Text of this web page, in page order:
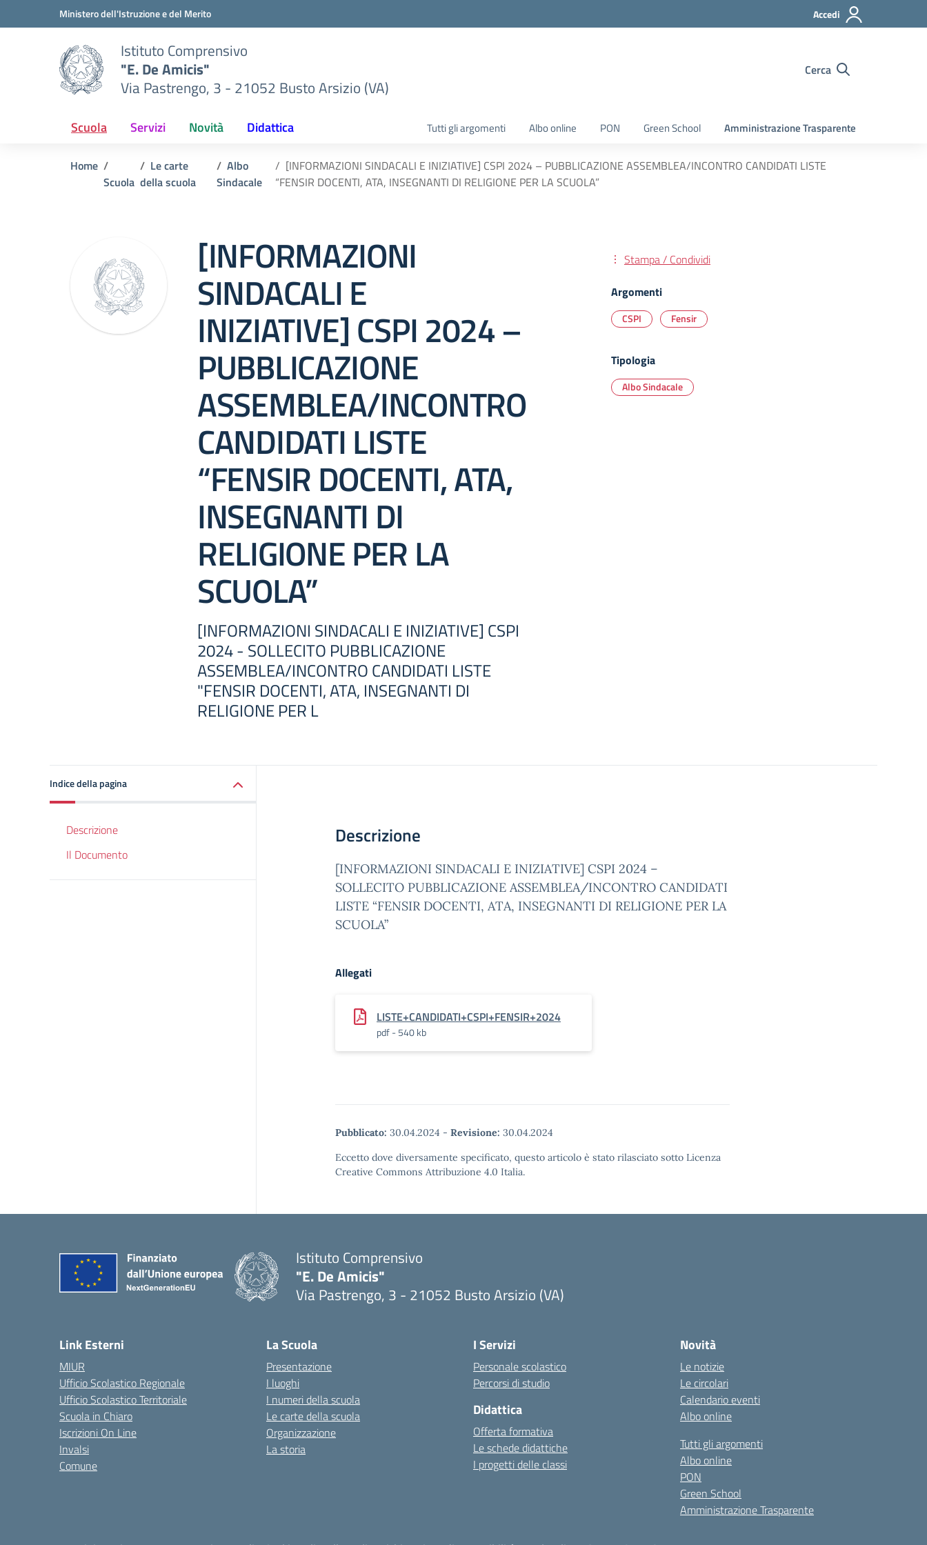
Vai ai contenuti
Vai al menu di navigazioneMinistero dell'Istruzione e del Merito Accedi
Istituto Comprensivo
"E. De Amicis"
Via Pastrengo, 3 - 21052 Busto Arsizio (VA)
Cerca
Scuola Servizi Novità Didattica Tutti gli argomenti Albo online PON Green School Amministrazione Trasparente
Home
Scuola
Le carte
della scuola
Albo
Sindacale
[INFORMAZIONI SINDACALI E INIZIATIVE] CSPI 2024 – PUBBLICAZIONE ASSEMBLEA/INCONTRO CANDIDATI LISTE
“FENSIR DOCENTI, ATA, INSEGNANTI DI RELIGIONE PER LA SCUOLA”
[INFORMAZIONI
SINDACALI E
INIZIATIVE] CSPI 2024 –
PUBBLICAZIONE
ASSEMBLEA/INCONTRO
CANDIDATI LISTE
“FENSIR DOCENTI, ATA,
INSEGNANTI DI
RELIGIONE PER LA
SCUOLA”
[INFORMAZIONI SINDACALI E INIZIATIVE] CSPI
2024 - SOLLECITO PUBBLICAZIONE
ASSEMBLEA/INCONTRO CANDIDATI LISTE
"FENSIR DOCENTI, ATA, INSEGNANTI DI
RELIGIONE PER L
Stampa / Condividi
Argomenti
CSPI Fensir
Tipologia
Albo Sindacale
Indice della pagina
Descrizione
Il Documento
Descrizione
[INFORMAZIONI SINDACALI E INIZIATIVE] CSPI 2024 –
SOLLECITO PUBBLICAZIONE ASSEMBLEA/INCONTRO CANDIDATI
LISTE “FENSIR DOCENTI, ATA, INSEGNANTI DI RELIGIONE PER LA
SCUOLA”
Allegati
LISTE+CANDIDATI+CSPI+FENSIR+2024
pdf - 540 kb
Pubblicato: 30.04.2024 - Revisione: 30.04.2024
Eccetto dove diversamente specificato, questo articolo è stato rilasciato sotto Licenza
Creative Commons Attribuzione 4.0 Italia.
Istituto Comprensivo
"E. De Amicis"
Via Pastrengo, 3 - 21052 Busto Arsizio (VA)
Link Esterni
MIUR
Ufficio Scolastico Regionale
Ufficio Scolastico Territoriale
Scuola in Chiaro
Iscrizioni On Line
Invalsi
Comune
La Scuola
Presentazione
I luoghi
I numeri della scuola
Le carte della scuola
Organizzazione
La storia
I Servizi
Personale scolastico
Percorsi di studio
Didattica
Offerta formativa
Le schede didattiche
I progetti delle classi
Novità
Le notizie
Le circolari
Calendario eventi
Albo online
Tutti gli argomenti
Albo online
PON
Green School
Amministrazione Trasparente